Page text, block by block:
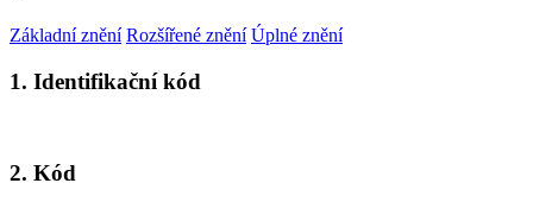
Základní znění Rozšířené znění Úplné znění
1. Identifikační kód
2. Kód